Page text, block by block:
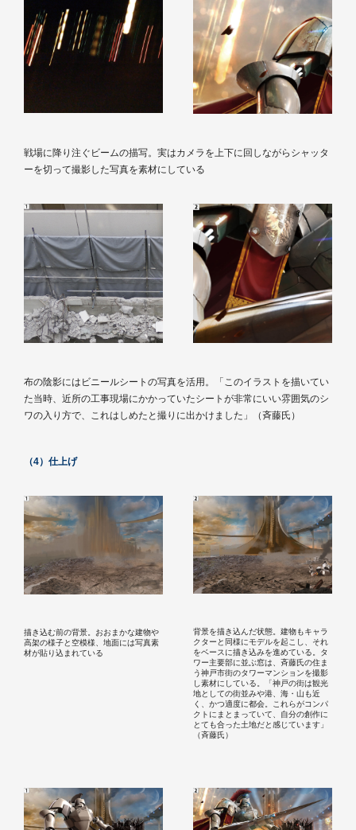
戦場に降り注ぐビームの描写。実はカメラを上下に回しながらシャッタ
ーを切って撮影した写真を素材にしている
布の陰影にはビニールシートの写真を活用。「このイラストを描いてい
た当時、近所の工事現場にかかっていたシートが非常にいい雰囲気のシ
ワの入り方で、これはしめたと撮りに出かけました」（斉藤氏）
（4）仕上げ
描き込む前の背景。おおまかな建物や
高架の様子と空模様、地面には写真素
材が貼り込まれている
背景を描き込んだ状態。建物もキャラ
クターと同様にモデルを起こし、それ
をベースに描き込みを進めている。タ
ワー主要部に並ぶ窓は、斉藤氏の住ま
う神戸市街のタワーマンションを撮影
し素材にしている。「神戸の街は観光
地としての街並みや港、海・山も近
く、かつ適度に都会。これらがコンパ
クトにまとまっていて、自分の創作に
とても合った土地だと感じています」
（斉藤氏）